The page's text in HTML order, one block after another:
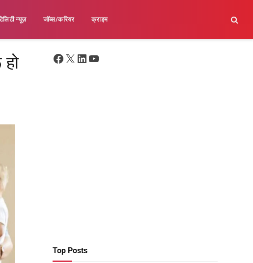
न्यूज़ जॉब्स/करियर क्राइम
Facebook
X LinkedIn
YouTube
Top Posts